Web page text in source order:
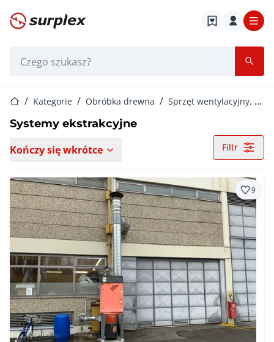
Strona główna
Strona główna
Kategorie Obróbka drewna Sprzęt wentylacyjny, rozdrabniający i suszenie
Systemy ekstrakcyjne
Kończy się wkrótce Filtr
9